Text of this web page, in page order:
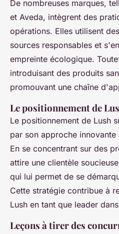
De nombreuses marques,
et Aveda, intègrent des
opérations. Elles utilisent
sources responsables et
empreinte écologique.
introduisant des produits
promouvant une chaîne
Le positionnement de
Le positionnement de Lush
par son approche innovante
En se concentrant sur des
attire une clientèle
qui lui permet de se
Cette stratégie contribue à
Lush en tant que leader
Leçons à tirer des